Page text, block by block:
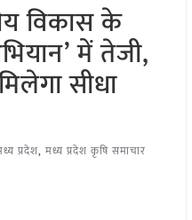
विकास के
में तेजी,
सीधा
प्रदेश, मध्य प्रदेश कृषि समाचार